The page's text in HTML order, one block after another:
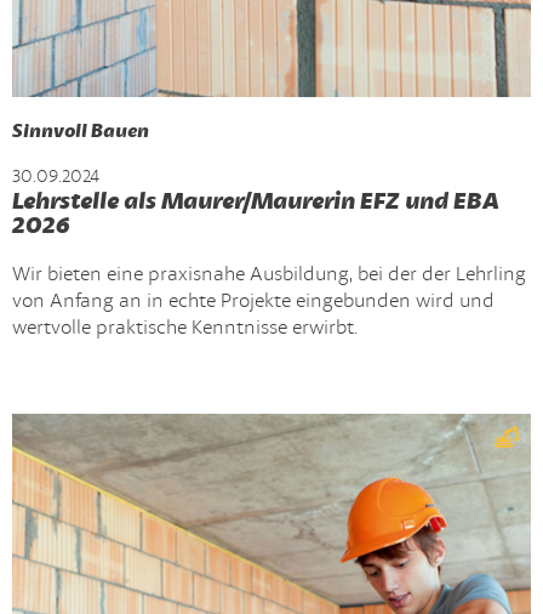
Sinnvoll Bauen
30.09.2024
Lehrstelle als Maurer/Maurerin EFZ und EBA
2026
Wir bieten eine praxisnahe Ausbildung, bei der der Lehrling
von Anfang an in echte Projekte eingebunden wird und
wertvolle praktische Kenntnisse erwirbt.